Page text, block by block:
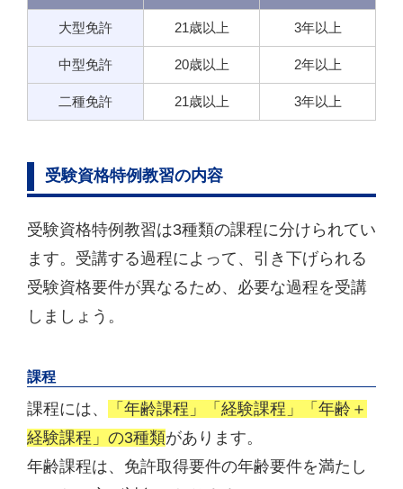
大型免許 21歳以上 3年以上
中型免許 20歳以上 2年以上
二種免許 21歳以上 3年以上
受験資格特例教習の内容
受験資格特例教習は3種類の課程に分けられてい
ます。受講する過程によって、引き下げられる
受験資格要件が異なるため、必要な過程を受講
しましょう。
課程
課程には、
「年齢課程」「経験課程」「年齢＋
経験課程」の3種類があります。
年齢課程は、免許取得要件の年齢要件を満たし